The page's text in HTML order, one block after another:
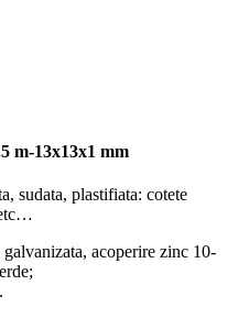
m-13x13x1 mm
sudata, plastifiata: cotete
acoperire zinc 10-